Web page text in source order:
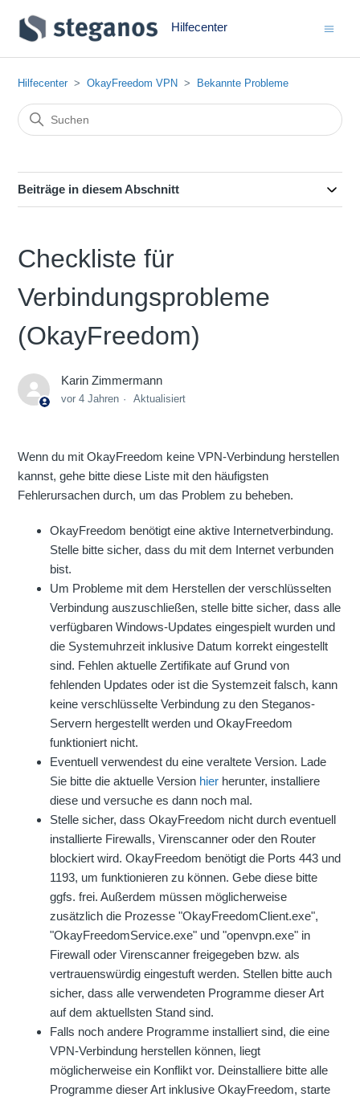
Hilfecenter
Hilfecenter OkayFreedom VPN Bekannte Probleme
Beiträge in diesem Abschnitt
Checkliste für
Verbindungsprobleme
(OkayFreedom)
Karin Zimmermann
vor 4 Jahren Aktualisiert
Wenn du mit OkayFreedom keine VPN-Verbindung herstellen
kannst, gehe bitte diese Liste mit den häufigsten
Fehlerursachen durch, um das Problem zu beheben.
OkayFreedom benötigt eine aktive Internetverbindung.
Stelle bitte sicher, dass du mit dem Internet verbunden
bist.
Um Probleme mit dem Herstellen der verschlüsselten
Verbindung auszuschließen, stelle bitte sicher, dass alle
verfügbaren Windows-Updates eingespielt wurden und
die Systemuhrzeit inklusive Datum korrekt eingestellt
sind. Fehlen aktuelle Zertifikate auf Grund von
fehlenden Updates oder ist die Systemzeit falsch, kann
keine verschlüsselte Verbindung zu den Steganos-
Servern hergestellt werden und OkayFreedom
funktioniert nicht.
Eventuell verwendest du eine veraltete Version. Lade
Sie bitte die aktuelle Version hier herunter, installiere
diese und versuche es dann noch mal.
Stelle sicher, dass OkayFreedom nicht durch eventuell
installierte Firewalls, Virenscanner oder den Router
blockiert wird. OkayFreedom benötigt die Ports 443 und
1193, um funktionieren zu können. Gebe diese bitte
ggfs. frei. Außerdem müssen möglicherweise
zusätzlich die Prozesse "OkayFreedomClient.exe",
"OkayFreedomService.exe" und "openvpn.exe" in
Firewall oder Virenscanner freigegeben bzw. als
vertrauenswürdig eingestuft werden. Stellen bitte auch
sicher, dass alle verwendeten Programme dieser Art
auf dem aktuellsten Stand sind.
Falls noch andere Programme installiert sind, die eine
VPN-Verbindung herstellen können, liegt
möglicherweise ein Konflikt vor. Deinstalliere bitte alle
Programme dieser Art inklusive OkayFreedom, starte